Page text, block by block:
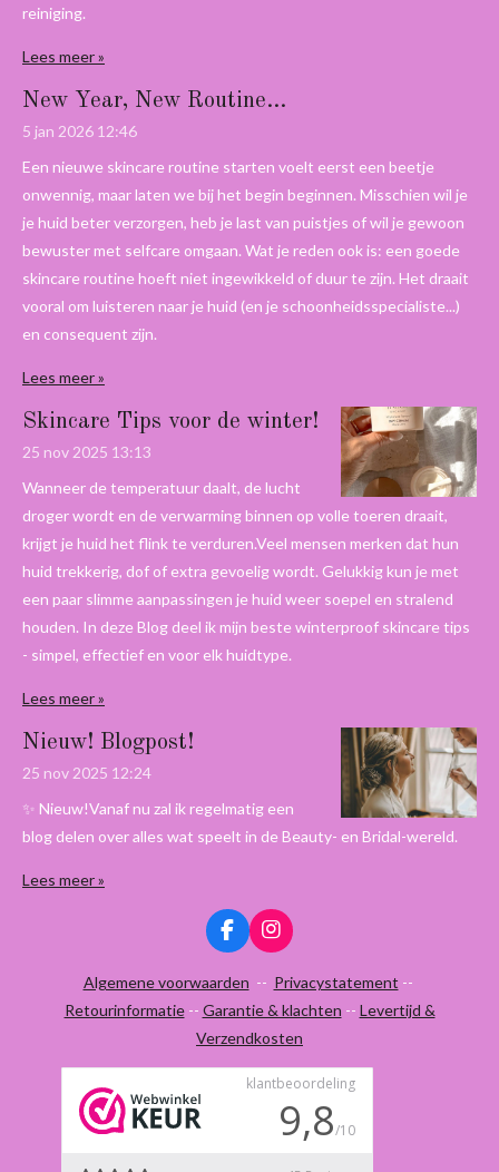
reiniging.
Lees meer »
New Year, New Routine...
5 jan 2026 12:46
Een nieuwe skincare routine starten voelt eerst een beetje
onwennig, maar laten we bij het begin beginnen. Misschien wil je
je huid beter verzorgen, heb je last van puistjes of wil je gewoon
bewuster met selfcare omgaan. Wat je reden ook is: een goede
skincare routine hoeft niet ingewikkeld of duur te zijn. Het draait
vooral om luisteren naar je huid (en je schoonheidsspecialiste...)
en consequent zijn.
Lees meer »
Skincare Tips voor de winter!
25 nov 2025 13:13
Wanneer de temperatuur daalt, de lucht
droger wordt en de verwarming binnen op volle toeren draait,
krijgt je huid het flink te verduren.Veel mensen merken dat hun
huid trekkerig, dof of extra gevoelig wordt. Gelukkig kun je met
een paar slimme aanpassingen je huid weer soepel en stralend
houden. In deze Blog deel ik mijn beste winterproof skincare tips
- simpel, effectief en voor elk huidtype.
Lees meer »
Nieuw! Blogpost!
25 nov 2025 12:24
✨ Nieuw!Vanaf nu zal ik regelmatig een
blog delen over alles wat speelt in de Beauty- en Bridal-wereld.
Lees meer »
F
a
c
b
o
I
n
s
a
g
a
Algemene voorwaarden -- Privacystatement --
Retourinformatie-- Garantie & klachten -- Levertijd &
Verzendkosten